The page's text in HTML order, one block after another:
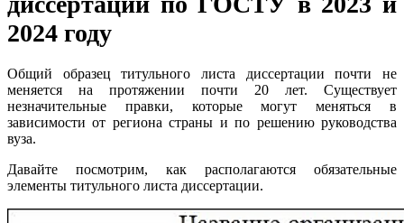
2024 году
Общий образец титульного листа диссертации почти не
меняется на протяжении почти 20 лет. Существует
незначительные правки, которые могут меняться в
зависимости от региона страны и по решению руководства
вуза.
Давайте посмотрим, как располагаются обязательные
элементы титульного листа диссертации.